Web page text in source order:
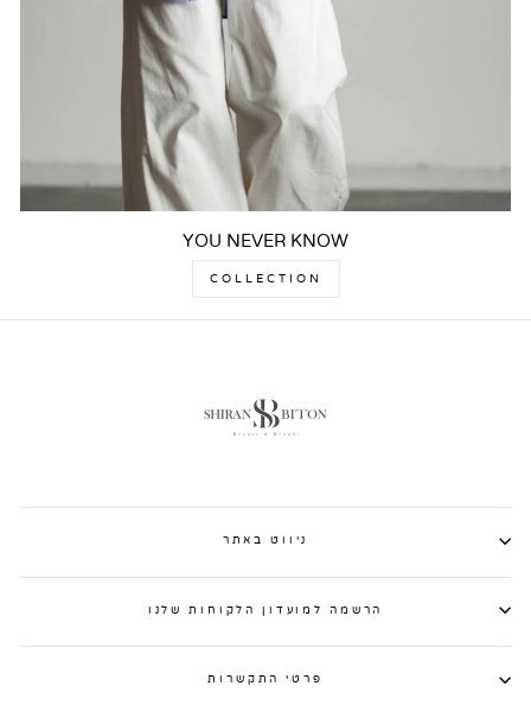
YOU NEVER KNOW
COLLECTION
ניווט באתר
הרשמה למועדון הלקוחות שלנו
פרטי התקשרות